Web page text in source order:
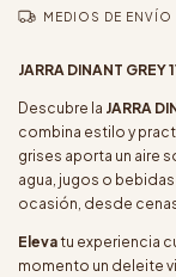
MEDIOS DE ENVÍO
JARRA DINANT
Descubre la JARRA
combina estilo y
grises aporta un aire
agua, jugos o
ocasión, desde
Elevatu experiencia
momento un deleite